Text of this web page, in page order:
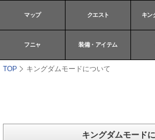
マップ クエスト キン
フニャ 装備・アイテム
TOP キングダムモードについて
キングダムモード